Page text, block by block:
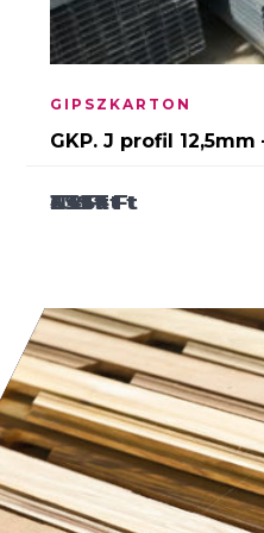
63Ft
2 259Ft
3 464Ft
114Ft
GIPSZKARTON
GKP. J profil 12,5mm
499Ft